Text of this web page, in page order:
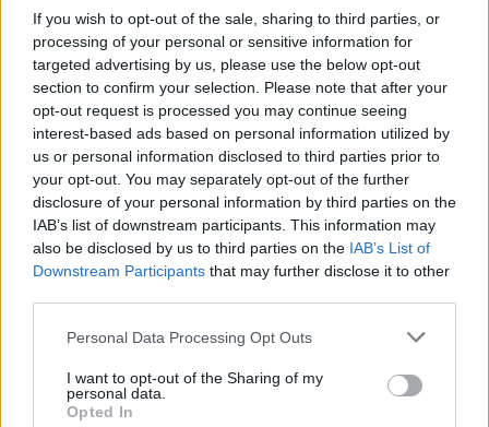
If you wish to opt-out of the sale, sharing to third parties, or
processing of your personal or sensitive information for
targeted advertising by us, please use the below opt-out
section to confirm your selection. Please note that after your
opt-out request is processed you may continue seeing
interest-based ads based on personal information utilized by
us or personal information disclosed to third parties prior to
your opt-out. You may separately opt-out of the further
disclosure of your personal information by third parties on the
IAB’s list of downstream participants. This information may
also be disclosed by us to third parties on the IAB’s List of
Downstream Participants that may further disclose it to other
Please note that this website/app uses one or more Google
not limited to your visit or usage behaviour. You may click to
grant or deny consent to Google and its third-party tags to
Personal Data Processing Opt Outs
I want to opt-out of the Sharing of my
personal data.
Opted In
A valóságban azonban egyszerűen csak többre tartod az
egyensúlyt, mint a veszekedést.
Nem reagálsz hangosan, ettől még nem tűrsz meg mindent.
Melyik teherautó fékez
valójában?
A játékos csavar az, hogy sokan vitatkoznak a kép fizikai
magyarázatán.
miatt előre mozdul. Ez azt jelenti, hogy a piros teherautó